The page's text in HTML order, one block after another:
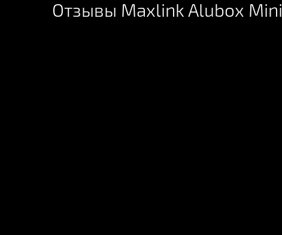
Отзывы Maxlink Alubox Mini